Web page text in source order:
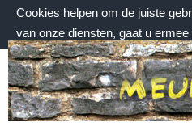
Cookies helpen om de juiste
van onze diensten, gaat u
zaterdag 8 augustus 2026, 12:40 uur
Welkom bij Meubelmarktplein.nl